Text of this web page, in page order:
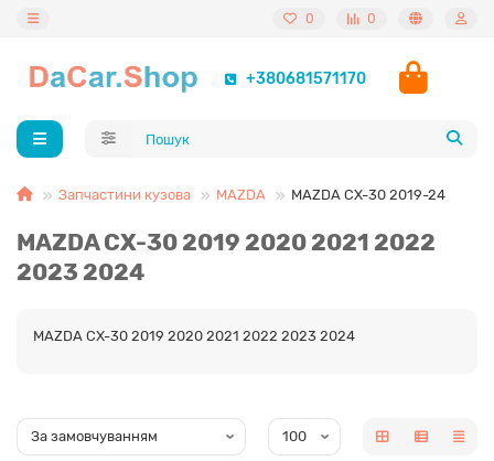
0 0
+380681571170
Запчастини кузова MAZDA MAZDA CX-30 2019-24
MAZDA CX-30 2019 2020 2021 2022
2023 2024
MAZDA CX-30 2019 2020 2021 2022 2023 2024